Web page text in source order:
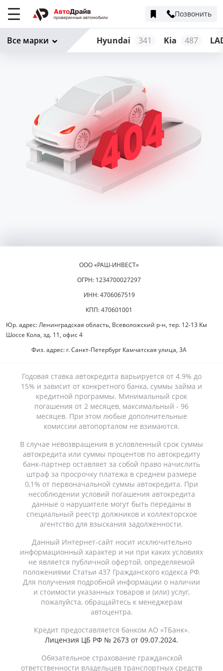
Позвонить
Hyundai 341 Kia 487
Все марки
ООО «РАШ-ИНВЕСТ»
ОГРН: 1234700027297
ИНН: 4706067519
КПП: 470601001
Юр. адрес: Ленинградская область, Всеволожский р-н, тер. 12-13 Км
Шоссе Кола, зд. 11, офис 4
Физ. адрес: г. Санкт-Петербург Камчатская улица, 3А
Годовая ставка автокредита варьируется от 4.9% до
15% и зависит от конкретного банка, суммы займа и
кредитной программы. Минимальный срок
погашения от 2 месяцев, максимальный - 96
месяцев. При этом любые дополнительные
комиссии автопорталом не взимаются.
В случае невозвращения в условленный срок суммы
автокредита или суммы процентов по автокредиту
банк-партнер оставляет за собой право начислить
штраф за просрочку платежа в среднем размере
0,1% от первоначальной суммы автокредита. При
несоблюдении условий погашения автокредита
данные о нарушителе могут быть переданы в
специальный реестр должников и коллекторское
агентство для взыскания задолженности.
Данный Интернет-сайт носит исключительно
информационный характер и ни при каких условиях
не является публичной офертой, определяемой
положениями Статьи 437 Гражданского кодекса РФ.
Для получения подробной информации о наличии
и стоимости указанных товаров и (или) услуг,
пожалуйста, обращайтесь к менеджерам
автоцентра.
Кредит предоставляется банком АО «ТБанк».
Лицензия ЦБ РФ № 2673 от 09.07.2024.
Обязательное страхование гражданской
ответственности владельцев транспортных средств